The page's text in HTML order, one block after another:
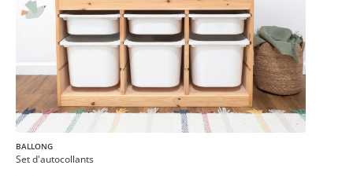
BALLONG
Set d'autocollants